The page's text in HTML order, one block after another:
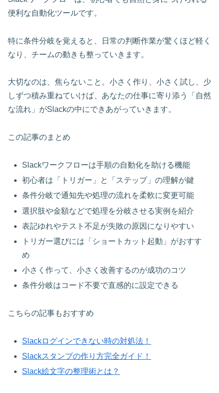
便利な自動化ツールです。
特に条件分岐を覚えると、日常の判断作業が驚くほど軽く
なり、チームの動きも整っていきます。
大切なのは、焦らないこと。小さく作り、小さく試し、少
しずつ積み重ねていけば、あなたの仕事に寄り添う「自然
な流れ」がSlackの中にできあがっていきます。
この記事のまとめ
Slackワークフローは手順の自動化を助ける機能
初心者は「トリガー」と「ステップ」の理解が鍵
条件分岐で通知先や処理の流れを柔軟に変更可能
選択肢や金額などで処理を分岐させる実例を紹介
表記ゆれやテスト不足が失敗の原因になりやすい
トリガー選びには「ショートカット起動」がおすす
め
小さく作って、小さく改善するのが成功のコツ
条件分岐はコード不要で直感的に設定できる
こちらの記事もおすすめ
Slackログインできない時の対処法！
Slackスタンプの作り方完全ガイド！
Slack絵文字の整理術とは？